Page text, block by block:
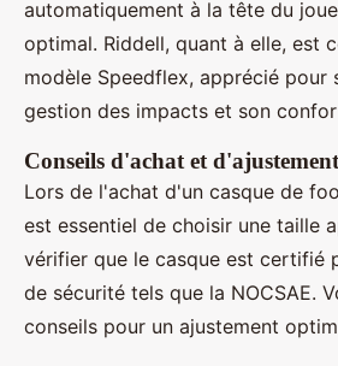
automatiquement à la tête du
optimal. Riddell, quant à elle, est
modèle Speedflex, apprécié pour
gestion des impacts et son
Conseils d'achat et d'ajustement
Lors de l'achat d'un casque de
est essentiel de choisir une taille
vérifier que le casque est certifié
de sécurité tels que la NOCSAE.
conseils pour un ajustement